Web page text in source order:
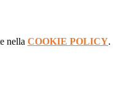
nella COOKIE POLICY.